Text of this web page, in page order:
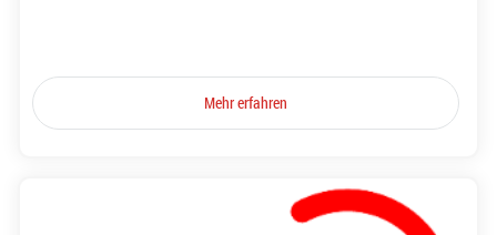
Mehr erfahren